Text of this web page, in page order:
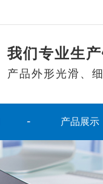
我们专业生
产品外形光滑、
产品展示